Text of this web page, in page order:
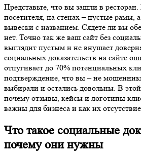
Представьте, что вы зашли в
посетителя, на стенах – пустые рамы,
вывески с названием. Сядете ли вы
нет. Точно так же ваш сайт без
выглядит пустым и не внушает
социальных доказательств на сайте
отпугивает до 70% потенциальных
подтверждение, что вы – не
выбирали и остались довольны. В этой
почему отзывы, кейсы и логотипы
важны для бизнеса и как их
Что такое социальные
почему они нужны